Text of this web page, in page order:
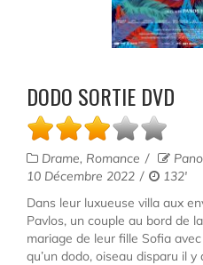
DODO SORTIE DVD
Drame, Romance
10 Décembre 2022
132'
Dans leur luxueuse villa aux
Pavlos, un couple au bord de
mariage de leur fille Sofia
qu’un dodo, oiseau disparu il y